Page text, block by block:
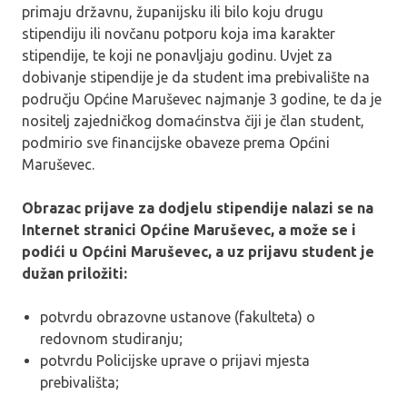
primaju državnu, županijsku ili bilo koju drugu
stipendiju ili novčanu potporu koja ima karakter
stipendije, te koji ne ponavljaju godinu. Uvjet za
dobivanje stipendije je da student ima prebivalište na
području Općine Maruševec najmanje 3 godine, te da je
nositelj zajedničkog domaćinstva čiji je član student,
podmirio sve financijske obaveze prema Općini
Maruševec.
Obrazac prijave za dodjelu stipendije nalazi se na
Internet stranici Općine Maruševec, a može se i
podići u Općini Maruševec, a uz prijavu student je
dužan priložiti:
potvrdu obrazovne ustanove (fakulteta) o
redovnom studiranju;
potvrdu Policijske uprave o prijavi mjesta
prebivališta;